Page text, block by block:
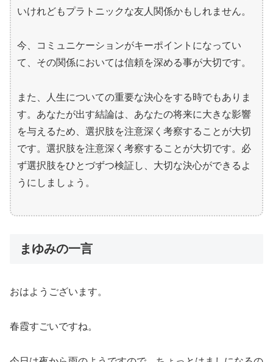
いけれどもプラトニックな友人関係かもしれません。
今、コミュニケーションがキーポイントになってい
て、その関係においては信頼を深める事が大切です。
また、人生についての重要な決心をする時でもありま
す。あなたが出す結論は、あなたの将来に大きな影響
を与えるため、選択肢を注意深く考察することが大切
です。選択肢を注意深く考察することが大切です。必
ず選択肢をひとづずつ検証し、大切な決心ができるよ
うにしましょう。
まゆみの一言
おはようございます。
春霞すごいですね。